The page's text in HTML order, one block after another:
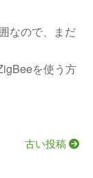
なので、まだ
を使う方
古い投稿